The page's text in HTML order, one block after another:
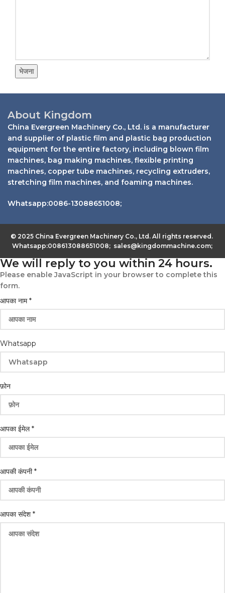
भेजना
About Kingdom
China Evergreen Machinery Co., Ltd. is a manufacturer
and supplier of plastic film and plastic bag production
equipment for the entire factory, including blown film
machines, bag making machines, flexible printing
machines, copper tube machines, recycling extruders,
stretching film machines, and foaming machines.
Whatsapp:0086-13088651008;
© 2025 China Evergreen Machinery Co., Ltd. All rights reserved.
Whatsapp:008613088651008; sales@kingdommachine.com;
We will reply to you within 24 hours.
Please enable JavaScript in your browser to complete this
form.
आपका नाम*
Whatsapp
आपकी
कंपनी
आपका
फ़ोन
आपका ईमेल*
आपकी कंपनी*
आपका संदेश *